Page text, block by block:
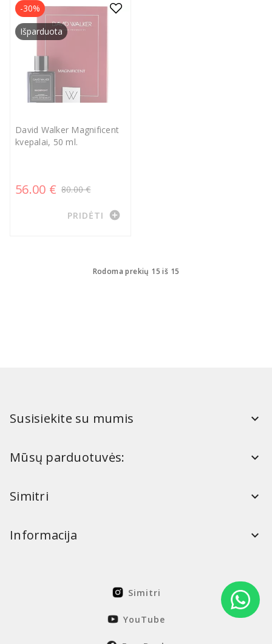
David Walker Magnificent
kvepalai, 50 ml.
56.00 € 80.00 €
-30%
Išparduota
PRIDĖTI add_circle
Rodoma prekių 15 iš 15
Susisiekite su mumis
Mūsų parduotuvės:
Simitri
Informacija
Simitri
YouTube